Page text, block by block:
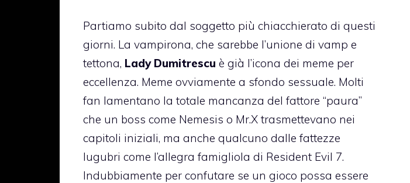
Partiamo subito dal soggetto più chiacchierato di questi
giorni. La vampirona, che sarebbe l’unione di vamp e
tettona, Lady Dumitrescu è già l’icona dei meme per
eccellenza. Meme ovviamente a sfondo sessuale. Molti
fan lamentano la totale mancanza del fattore “paura”
che un boss come Nemesis o Mr.X trasmettevano nei
capitoli iniziali, ma anche qualcuno dalle fattezze
lugubri come l’allegra famigliola di Resident Evil 7.
Indubbiamente per confutare se un gioco possa essere